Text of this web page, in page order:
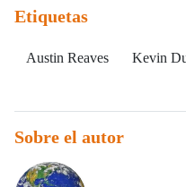
Etiquetas
Austin Reaves Kevin
Sobre el autor